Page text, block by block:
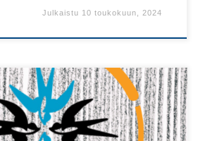
Julkaistu 10 toukokuun, 2024